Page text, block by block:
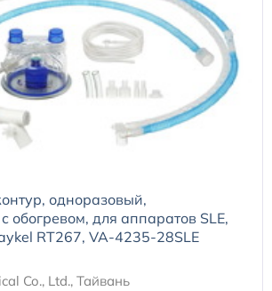
одноразовый,
обогревом, для аппаратов SLE,
RT267, VA-4235-28SLE
Co., Ltd., Тайвань